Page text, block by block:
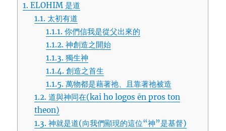
1. ELOHIM 是道
1.1. 太初有道
1.1.1. 你們信我是從父出來的
1.1.2. 神創造之開始
1.1.3. 獨生神
1.1.4. 創造之首生
1.1.5. 萬物都是藉著祂、且靠著祂被造
1.2. 道與神同在(kai ho logos ēn pros ton
theon)
1.3. 神就是道(向我們顯現的這位“神”是基督)